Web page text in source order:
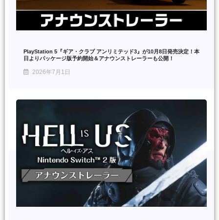
PlayStation 5『ギア・クラブ アンリミテッド3』が10月8日発売決定！本
日よりパッケージ版予約開始＆アナウンストレーラーも公開！
2026年7月1日